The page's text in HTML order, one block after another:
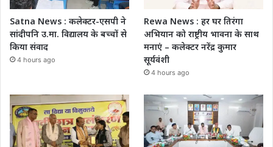
Satna News : कलेक्टर-एसपी ने
सांदीपनि उ.मा. विद्यालय के बच्चों से
किया संवाद
4 hours ago
Rewa News : हर घर तिरंगा
अभियान को राष्ट्रीय भावना के साथ
मनाएं – कलेक्टर नरेंद्र कुमार
सूर्यवंशी
4 hours ago